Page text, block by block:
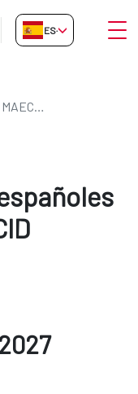
ES-ES Abrir
LECTORADOS PARA ESPAÑOLES MAEC-AECID